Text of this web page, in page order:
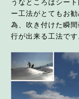
うなところはシー
ー工法がとてもお
為、吹き付けた瞬
行が出来る工法です